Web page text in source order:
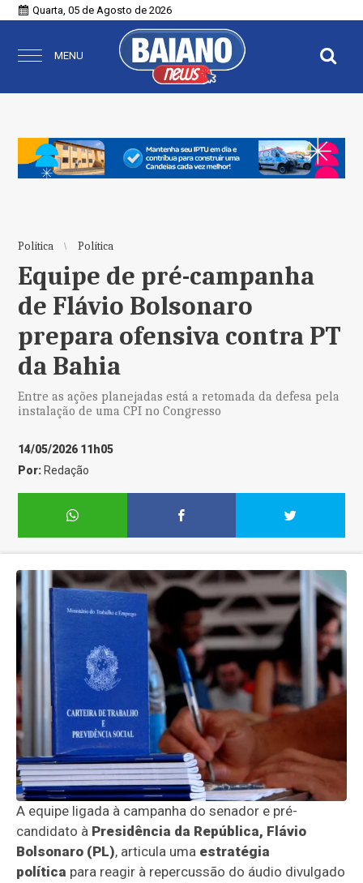
Quarta, 05 de Agosto de 2026
MENU
Política Política
Equipe de pré-campanha
de Flávio Bolsonaro
prepara ofensiva contra PT
da Bahia
Entre as ações planejadas está a retomada da defesa pela
instalação de uma CPI no Congresso
14/05/2026 11h05
Por: Redação
A equipe ligada à campanha do senador e pré-
candidato à Presidência da República, Flávio
Bolsonaro (PL), articula uma estratégia
política para reagir à repercussão do áudio divulgado